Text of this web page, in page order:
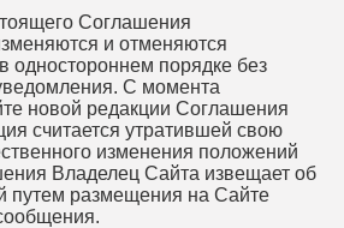
Соглашения
и отменяются
одностороннем порядке без
С момента
новой редакции Соглашения
считается утратившей свою
изменения положений
Владелец Сайта извещает об
путем размещения на Сайте